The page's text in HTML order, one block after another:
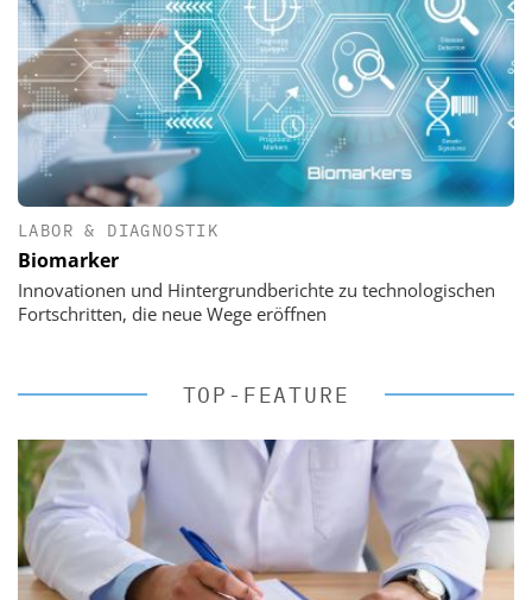
LABOR & DIAGNOSTIK
Biomarker
Innovationen und Hintergrundberichte zu technologischen
Fortschritten, die neue Wege eröffnen
TOP-FEATURE